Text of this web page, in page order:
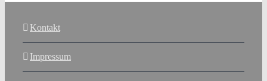
Kontakt
Impressum